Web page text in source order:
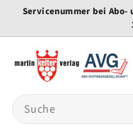
Direkt
Inhalt
Servicenummer bei
e
t
e
Search